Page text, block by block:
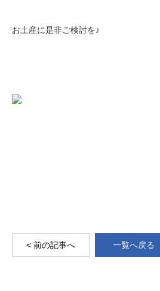
お土産に是非ご検討を♪
< 前の記事へ 一覧へ戻る